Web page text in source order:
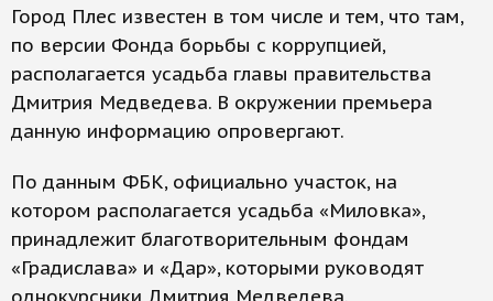
Город Плес известен в том числе и тем, что там,
по версии Фонда борьбы с коррупцией,
располагается усадьба главы правительства
Дмитрия Медведева. В окружении премьера
данную информацию опровергают.
По данным ФБК, официально участок, на
котором располагается усадьба «Миловка»,
принадлежит благотворительным фондам
«Градислава» и «Дар», которыми руководят